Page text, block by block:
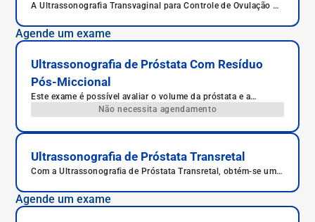
A Ultrassonografia Transvaginal para Controle de Ovulação é
desenvolvimento dos folículos ovarianos, sendo essencial em
tratamentos de fertilidade e no monitoramento do ciclo
Agende um exame
Ultrassonografia de Próstata Com Resíduo
Pós-Miccional
Este exame é possível avaliar o volume da próstata e a
presença de lesões difusas (inflamações).
Não necessita agendamento
Ultrassonografia de Próstata Transretal
Com a Ultrassonografia de Próstata Transretal, obtém-se uma
se há nódulos ou áreas suspeitas para câncer.
Agende um exame